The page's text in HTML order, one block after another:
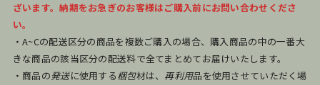
ざいます。納期をお急ぎのお客様はご購入前にお問い合わせくださ
い。
・A~Cの配送区分の商品を複数ご購入の場合、購入商品の中の一番大
きな商品の該当区分の配送料で全てまとめてお届けいたします。
・商品の発送に使用する梱包材は、 再利用品を使用させていただく場